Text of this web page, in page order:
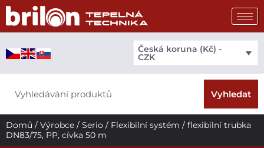
Přeskočit
obsah
Česká koruna (Kč) -
CZK
Vyhledat
Domů / Výrobce / Serio / Flexibilní systém / flexibilní trubka
DN83/75, PP, cívka 50 m